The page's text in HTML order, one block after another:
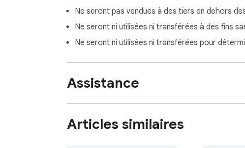
Ne seront pas vendues à des tiers en dehors
Ne seront ni utilisées ni transférées à des fins
Ne seront ni utilisées ni transférées pour
Assistance
Articles similaires